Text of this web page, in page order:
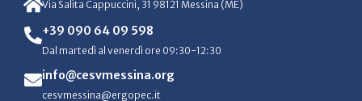
Via Salita Cappuccini, 31 98121 Messina (ME)
+39 090 64 09 598
Dal martedì al venerdì ore 09:30-12:30
info@cesvmessina.org
cesvmessina@ergopec.it